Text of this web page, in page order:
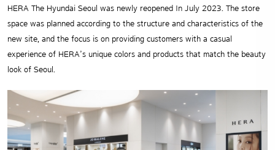
HERA The Hyundai Seoul was newly reopened In July 2023. The store
space was planned according to the structure and characteristics of the
new site, and the focus is on providing customers with a casual
experience of HERA’s unique colors and products that match the beauty
look of Seoul.